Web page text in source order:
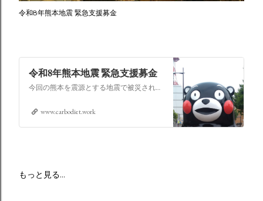
令和8年熊本地震 緊急支援募金
令和8年熊本地震 緊急支援募金
今回の熊本を震源とする地震で被災された皆さままだまだ余震も続き大変な時間を過ごされていると思います。心よりお見舞い申し上げます
www.carbodiet.work
もっと見る…